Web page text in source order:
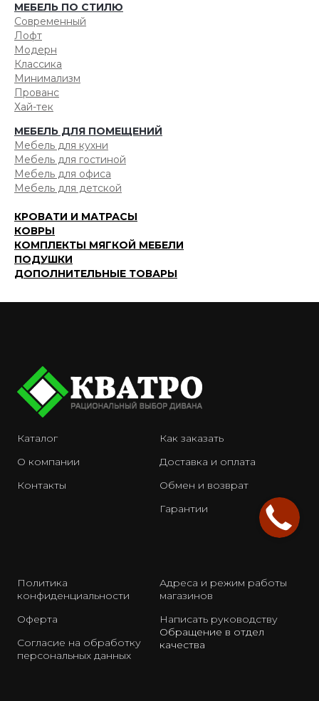
МЕБЕЛЬ ПО СТИЛЮ
Современный
Лофт
Модерн
Классика
Минимализм
Прованс
Хай-тек
МЕБЕЛЬ ДЛЯ ПОМЕЩЕНИЙ
Мебель для кухни
Мебель для гостиной
Мебель для офиса
Мебель для детской
КРОВАТИ И МАТРАСЫ
КОВРЫ
КОМПЛЕКТЫ МЯГКОЙ МЕБЕЛИ
ПОДУШКИ
ДОПОЛНИТЕЛЬНЫЕ ТОВАРЫ
Каталог
О компании
Контакты
Как заказать
Доставка и оплата
Обмен и возврат
Гарантии
Политика
конфиденциальности
Оферта
Согласие на обработку
персональных данных
Адреса и режим работы
магазинов
Написать руководству
Обращение в отдел
качества